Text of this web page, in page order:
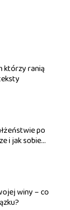
którzy ranią
po
i jak sobie
winy – co